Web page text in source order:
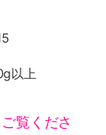
以上
覧くださ